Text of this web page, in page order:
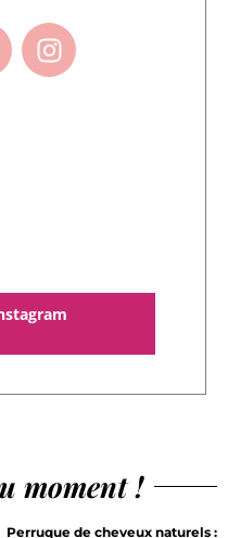
moment !
Perruque de cheveux naturels :